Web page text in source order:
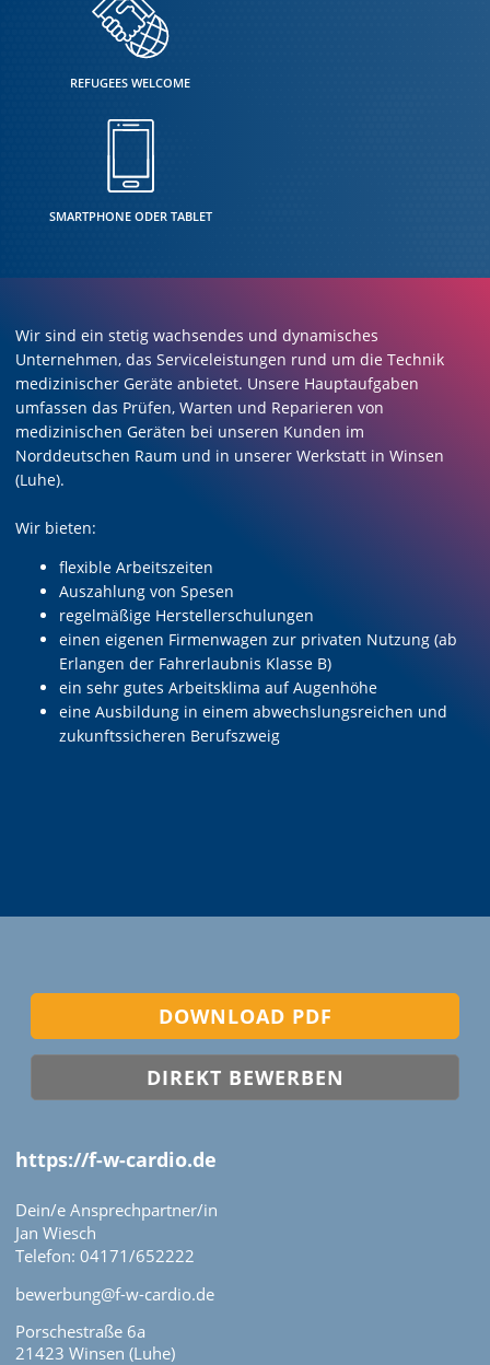
REFUGEES WELCOME
SMARTPHONE ODER TABLET
Wir sind ein stetig wachsendes und dynamisches
Unternehmen, das Serviceleistungen rund um die Technik
medizinischer Geräte anbietet. Unsere Hauptaufgaben
umfassen das Prüfen, Warten und Reparieren von
medizinischen Geräten bei unseren Kunden im
Norddeutschen Raum und in unserer Werkstatt in Winsen
(Luhe).
Wir bieten:
flexible Arbeitszeiten
Auszahlung von Spesen
regelmäßige Herstellerschulungen
einen eigenen Firmenwagen zur privaten Nutzung (ab
Erlangen der Fahrerlaubnis Klasse B)
ein sehr gutes Arbeitsklima auf Augenhöhe
eine Ausbildung in einem abwechslungsreichen und
zukunftssicheren Berufszweig
https://f-w-cardio.de
Dein/e Ansprechpartner/in
Jan Wiesch
Telefon: 04171/652222
bewerbung@f-w-cardio.de
Porschestraße 6a
21423 Winsen (Luhe)
DOWNLOAD PDF
DIREKT BEWERBEN